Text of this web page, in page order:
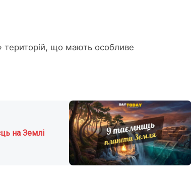
територій, що мають особливе
на Землі